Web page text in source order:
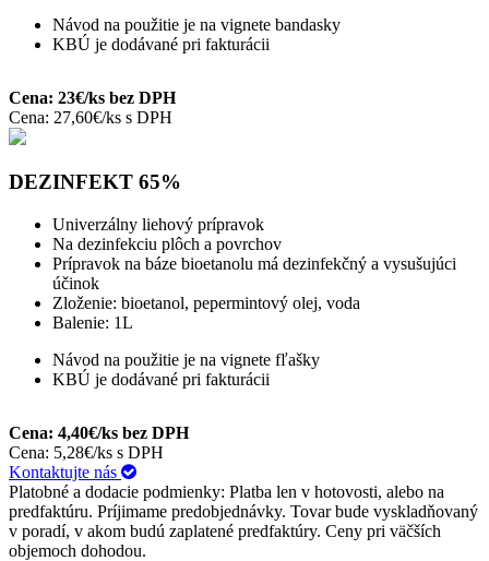
Návod na použitie je na vignete bandasky
KBÚ je dodávané pri fakturácii
Cena: 23€/ks bez DPH
Cena: 27,60€/ks s DPH
DEZINFEKT 65%
Univerzálny liehový prípravok
Na dezinfekciu plôch a povrchov
Prípravok na báze bioetanolu má dezinfekčný a vysušujúci
účinok
Zloženie: bioetanol, pepermintový olej, voda
Balenie: 1L
Návod na použitie je na vignete fľašky
KBÚ je dodávané pri fakturácii
Cena: 4,40€/ks bez DPH
Cena: 5,28€/ks s DPH
Kontaktujte nás
Platobné a dodacie podmienky: Platba len v hotovosti, alebo na
predfaktúru. Príjimame predobjednávky. Tovar bude vyskladňovaný
v poradí, v akom budú zaplatené predfaktúry. Ceny pri väčších
objemoch dohodou.